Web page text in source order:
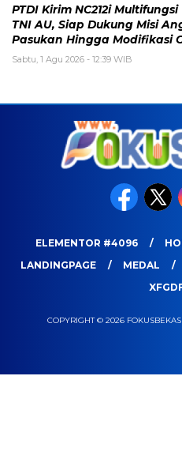
PTDI Kirim NC212i
TNI AU, Siap Dukung Misi
Pasukan Hingga Modifikasi
Sabtu, 1 Agu 2026 - 12:39 WIB
ELEMENTOR #4096
LANDINGPAGE
MEDAL
COPYRIGHT © 2026